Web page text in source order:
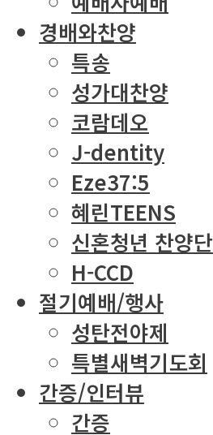
경배와찬양
특송
성가대찬양
코람데오
J-dentity
Eze37:5
혜린TEENS
신혼청년 찬양단
H-CCD
절기예배/행사
성탄전야제
특별새벽기도회
간증/인터뷰
간증